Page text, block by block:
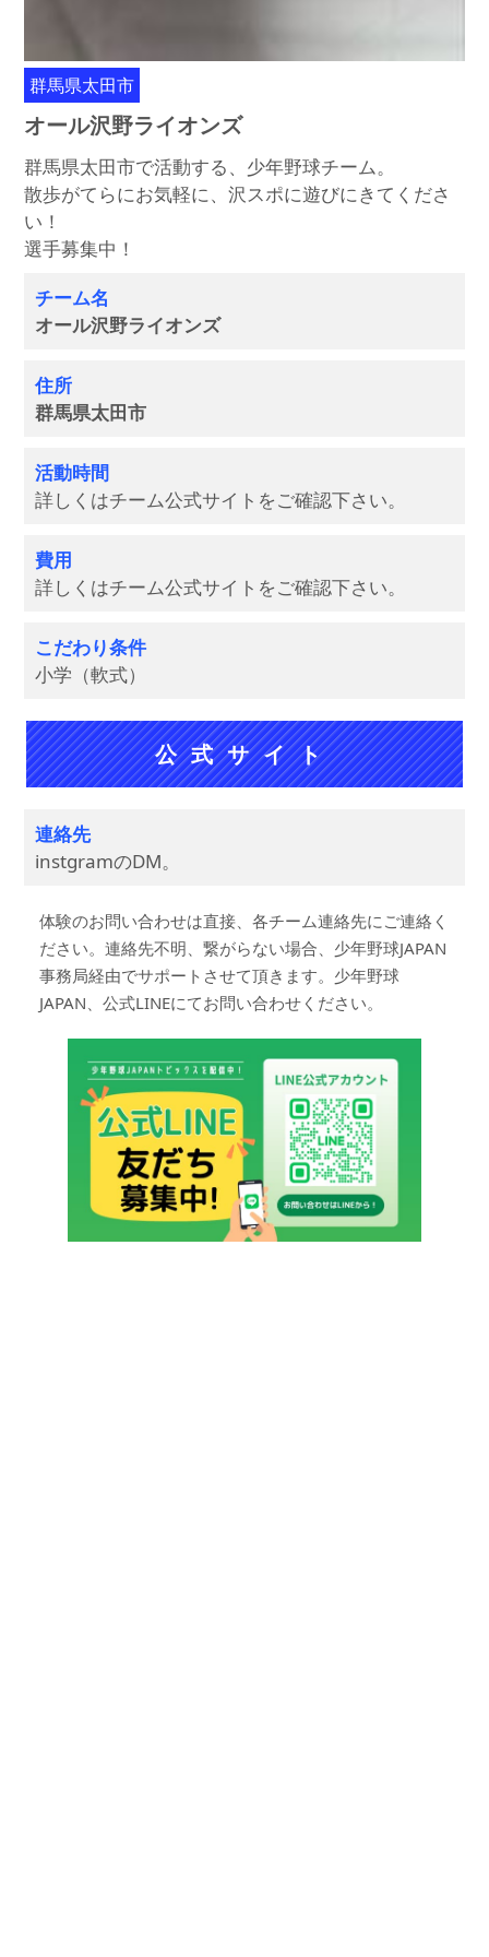
群馬県太田市
オール沢野ライオンズ
群馬県太田市で活動する、少年野球チーム。
散歩がてらにお気軽に、沢スポに遊びにきてくださ
い！
選手募集中！
チーム名
オール沢野ライオンズ
住所
群馬県太田市
活動時間
詳しくはチーム公式サイトをご確認下さい。
費用
詳しくはチーム公式サイトをご確認下さい。
こだわり条件
小学（軟式）
公式サイト
連絡先
instgramのDM。
体験のお問い合わせは直接、各チーム連絡先にご連絡く
ださい。連絡先不明、繋がらない場合、少年野球JAPAN
事務局経由でサポートさせて頂きます。少年野球
JAPAN、公式LINEにてお問い合わせください。